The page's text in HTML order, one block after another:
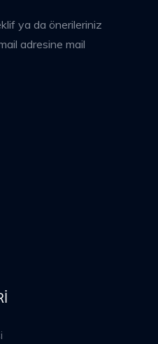
ya da önerileriniz
adresine mail